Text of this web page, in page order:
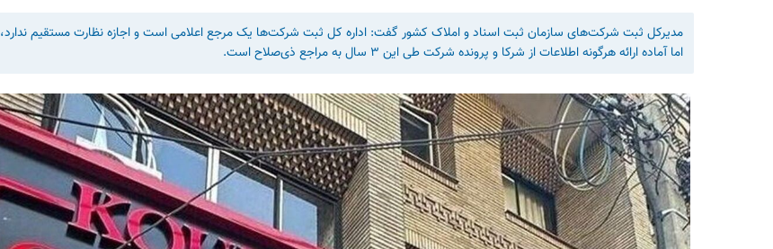
مدیرکل ثبت شرکت‌های سازمان ثبت اسناد و املاک کشور گفت: اداره کل ثبت شرکت‌ها یک مرجع اعلامی است و اجازه نظارت مستقیم ندارد،
اما آماده ارائه هرگونه اطلاعات از شرکا و پرونده شرکت طی این ۳ سال به مراجع ذی‌صلاح است.